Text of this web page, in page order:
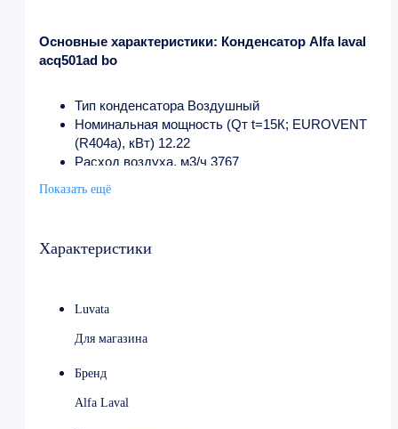
Основные характеристики: Конденсатор Alfa laval
acq501ad bo
Тип конденсатора Воздушный
Номинальная мощность (Qт t=15К; EUROVENT
(R404a), кВт) 12.22
Расход воздуха, м3/ч 3767
Вентилятор, шт./диаметр 1×500
Диаметр выход. патрубка, мм 22
Показать ещё
Характеристики
Luvata
Для магазина
Бренд
Alfa Laval